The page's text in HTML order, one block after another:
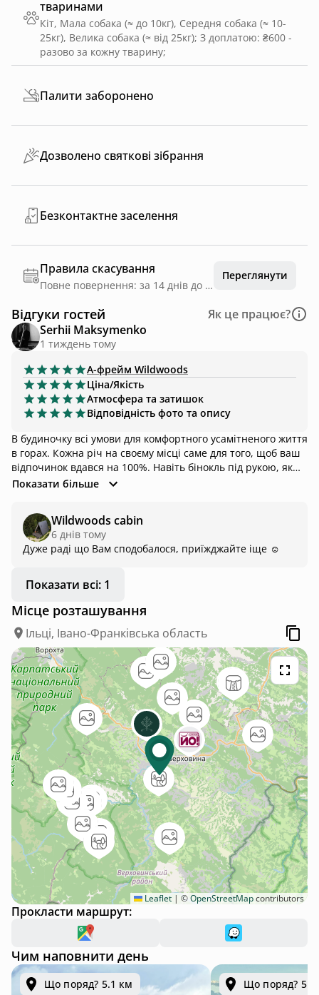
тваринами
Кіт, Мала собака (≈ до 10кг), Середня собака (≈ 10-
25кг), Велика собака (≈ від 25кг); З доплатою: ₴600 -
разово за кожну тварину;
Палити заборонено
Дозволено святкові зібрання
Безконтактне заселення
Правила скасування
Повне повернення: за 14 днів до дати заїзду
Переглянути
Відгуки гостей
Як це працює?
Serhii Maksymenko
1 тиждень тому
А-фрейм Wildwoods
Ціна/Якість
Атмосфера та затишок
Відповідність фото та опису
В будиночку всі умови для комфортного усамітненого життя
в горах. Кожна річ на своєму місці саме для того, щоб ваш
відпочинок вдався на 100%. Навіть бінокль під рукою, якщо
ви хочете впевнитися, що та дальня гора дійсно Піп Іван.
Показати більше
Wildwoods cabin
6 днів тому
Дуже раді що Вам сподобалося, приїжджайте іще ☺️
Показати всі: 1
Місце розташування
Ільці, Івано-Франківська область
Leaflet | ©OpenStreetMapcontributors
Прокласти маршрут:
Чим наповнити день
Що поряд? 5.1 км Що поряд? 5.1